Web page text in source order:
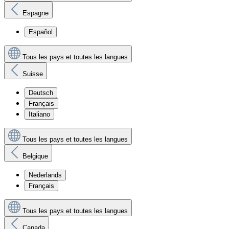
Espagne
Español
Tous les pays et toutes les langues
Suisse
Deutsch
Français
Italiano
Tous les pays et toutes les langues
Belgique
Nederlands
Français
Tous les pays et toutes les langues